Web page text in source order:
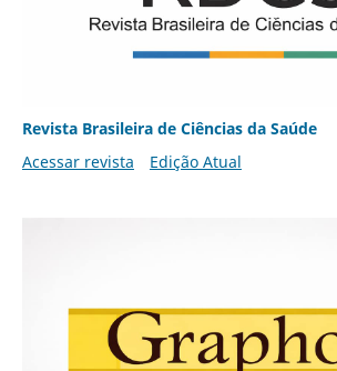
Revista Brasileira de Ciências da Saúde
Acessar revista
Edição Atual